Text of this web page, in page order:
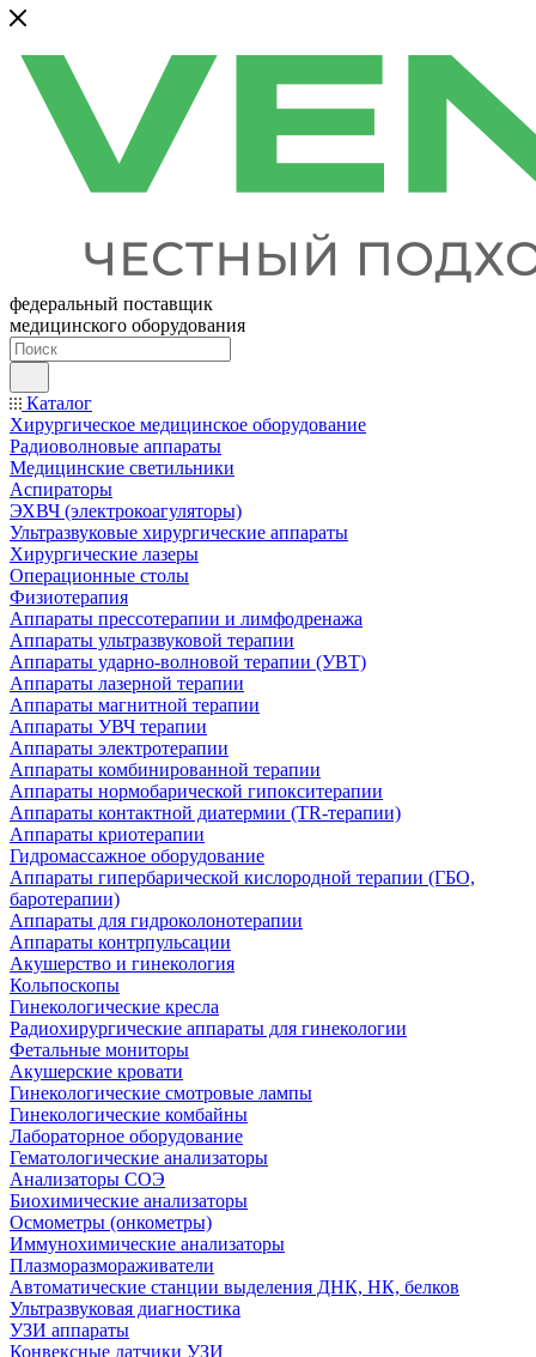
федеральный поставщик
медицинского оборудования
Каталог
Хирургическое медицинское оборудование
Радиоволновые аппараты
Медицинские светильники
Аспираторы
ЭХВЧ (электрокоагуляторы)
Ультразвуковые хирургические аппараты
Хирургические лазеры
Операционные столы
Физиотерапия
Аппараты прессотерапии и лимфодренажа
Аппараты ультразвуковой терапии
Аппараты ударно-волновой терапии (УВТ)
Аппараты лазерной терапии
Аппараты магнитной терапии
Аппараты УВЧ терапии
Аппараты электротерапии
Аппараты комбинированной терапии
Аппараты нормобарической гипокситерапии
Аппараты контактной диатермии (TR-терапии)
Аппараты криотерапии
Гидромассажное оборудование
Аппараты гипербарической кислородной терапии (ГБО,
баротерапии)
Аппараты для гидроколонотерапии
Аппараты контрпульсации
Акушерство и гинекология
Кольпоскопы
Гинекологические кресла
Радиохирургические аппараты для гинекологии
Фетальные мониторы
Акушерские кровати
Гинекологические смотровые лампы
Гинекологические комбайны
Лабораторное оборудование
Гематологические анализаторы
Анализаторы СОЭ
Биохимические анализаторы
Осмометры (онкометры)
Иммунохимические анализаторы
Плазморазмораживатели
Автоматические станции выделения ДНК, НК, белков
Ультразвуковая диагностика
УЗИ аппараты
Конвексные датчики УЗИ